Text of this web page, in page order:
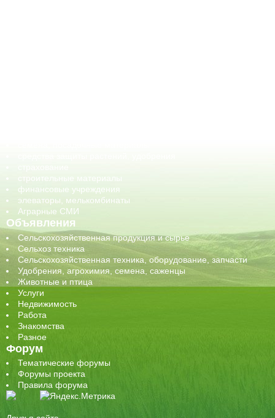
строительные материалы
финансовые учреждения
элеваторы, мелькомбинаты
Аграрные СМИ
Объявления
Сельскохозяйственная продукция и сырье
Сельхоз техника
Сельскохозяйственная техника, оборудование, запчасти
Удобрения, агрохимия, семена, саженцы
Животные и птица
Услуги
Недвижимость
Работа
Знакомства
Разное
Форум
Тематические форумы
Форумы проекта
Правила форума